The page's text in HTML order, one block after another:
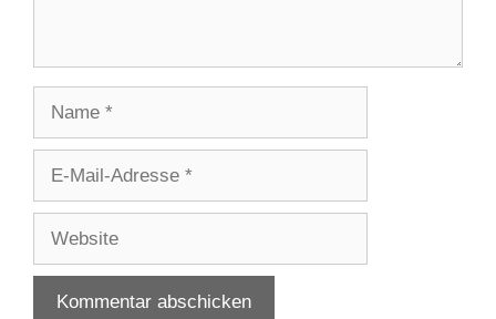
Adresse